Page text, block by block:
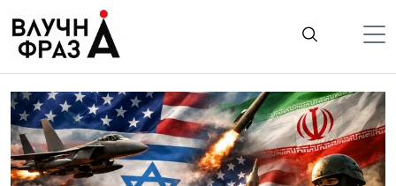
содержимому
Політика
Гроші
Життя